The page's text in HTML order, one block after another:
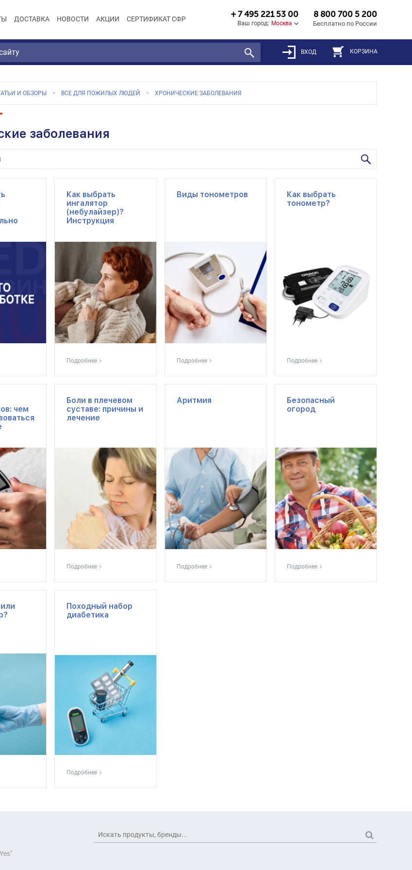
ДОСТАВКА НОВОСТИ АКЦИИ СЕРТИФИКАТ СФР
+ 7 495 221 53 00
Ваш город: Москва
8 800 700 5 200
Бесплатно по России
ВХОД КОРЗИНА
И ОБЗОРЫ ВСЕ ДЛЯ ПОЖИЛЫХ ЛЮДЕЙ ХРОНИЧЕСКИЕ ЗАБОЛЕВАНИЯ
заболевания
Как выбрать
ингалятор
(небулайзер)?
Инструкция
Подробнее
Виды тонометров
Подробнее
Как выбрать
тонометр?
Подробнее
чем
Боли в плечевом
суставе: причины и
лечение
Подробнее
Аритмия
Подробнее
Безопасный
огород
Подробнее
Походный набор
диабетика
Подробнее